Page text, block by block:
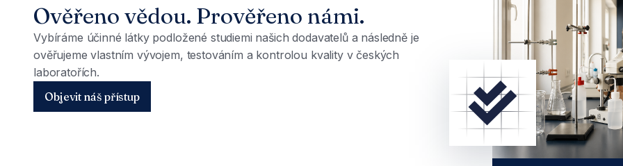
Ověřeno vědou. Prověřeno námi.
Vybíráme účinné látky podložené studiemi našich dodavatelů a následně je
ověřujeme vlastním vývojem, testováním a kontrolou kvality v českých
laboratořích.
Objevit náš přístup